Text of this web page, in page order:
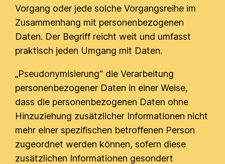
Vorgang oder jede solche Vorgangsreihe im
Zusammenhang mit personenbezogenen
Daten. Der Begriff reicht weit und umfasst
praktisch jeden Umgang mit Daten.
„Pseudonymisierung“ die Verarbeitung
personenbezogener Daten in einer Weise,
dass die personenbezogenen Daten ohne
Hinzuziehung zusätzlicher Informationen nicht
mehr einer spezifischen betroffenen Person
zugeordnet werden können, sofern diese
zusätzlichen Informationen gesondert